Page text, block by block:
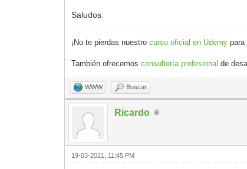
Saludos.
¡No te pierdas nuestrocurso oficial en Udemy para
También ofrecemosconsultoría profesional de
WWW Buscar
Ricardo
19-03-2021, 11:45 PM